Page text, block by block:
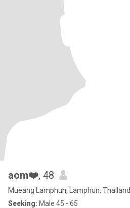
aom❤️, 48
Mueang Lamphun, Lamphun, Thailand
Seeking: Male 45 - 65